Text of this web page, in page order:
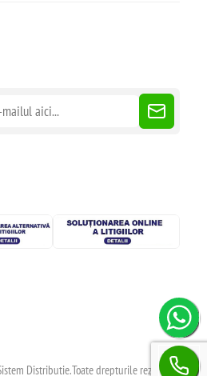
Distributie.Toate drepturile rezervate.